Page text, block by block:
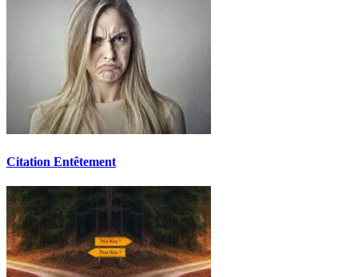
Citation Entêtement